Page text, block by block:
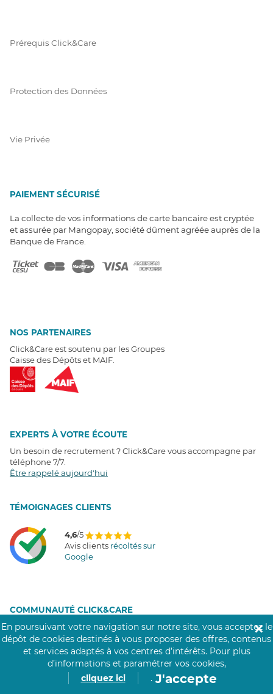
Prérequis Click&Care
Protection des Données
Vie Privée
PAIEMENT SÉCURISÉ
La collecte de vos informations de carte bancaire est cryptée
et assurée par Mangopay, société dûment agréée auprès de la
Banque de France.
NOS PARTENAIRES
Click&Care est soutenu par les Groupes
Caisse des Dépôts et MAIF.
EXPERTS À VOTRE ÉCOUTE
Un besoin de recrutement ? Click&Care vous accompagne par
téléphone 7/7
Être rappelé aujourd'hui
TÉMOIGNAGES CLIENTS
4,6/5
Avis clients récoltés sur
Google
COMMUNAUTÉ CLICK&CARE
En poursuivant votre navigation sur notre site, vous acceptez le
dépôt de cookies destinés à vous proposer des offres, contenus
et services adaptés à vos centres d’intérêts. Pour plus
d’informations et paramétrer vos cookies,
cliquez ici
. J'accepte
✕